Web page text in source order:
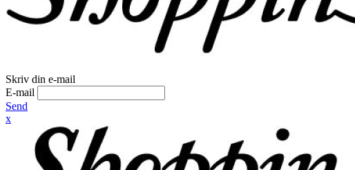
Skriv din e-mail
E-mail
Send
x